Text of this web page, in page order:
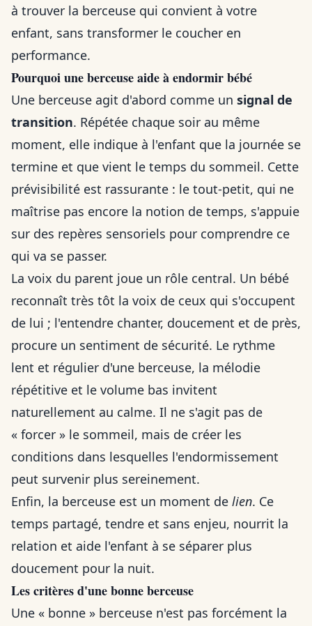
à trouver la berceuse qui convient à votre
enfant, sans transformer le coucher en
performance.
Pourquoi une berceuse aide à endormir bébé
Une berceuse agit d'abord comme un signal de
transition. Répétée chaque soir au même
moment, elle indique à l'enfant que la journée se
termine et que vient le temps du sommeil. Cette
prévisibilité est rassurante : le tout-petit, qui ne
maîtrise pas encore la notion de temps, s'appuie
sur des repères sensoriels pour comprendre ce
qui va se passer.
La voix du parent joue un rôle central. Un bébé
reconnaît très tôt la voix de ceux qui s'occupent
de lui ; l'entendre chanter, doucement et de près,
procure un sentiment de sécurité. Le rythme
lent et régulier d'une berceuse, la mélodie
répétitive et le volume bas invitent
naturellement au calme. Il ne s'agit pas de
« forcer » le sommeil, mais de créer les
conditions dans lesquelles l'endormissement
peut survenir plus sereinement.
Enfin, la berceuse est un moment de lien. Ce
temps partagé, tendre et sans enjeu, nourrit la
relation et aide l'enfant à se séparer plus
doucement pour la nuit.
Les critères d'une bonne berceuse
Une « bonne » berceuse n'est pas forcément la